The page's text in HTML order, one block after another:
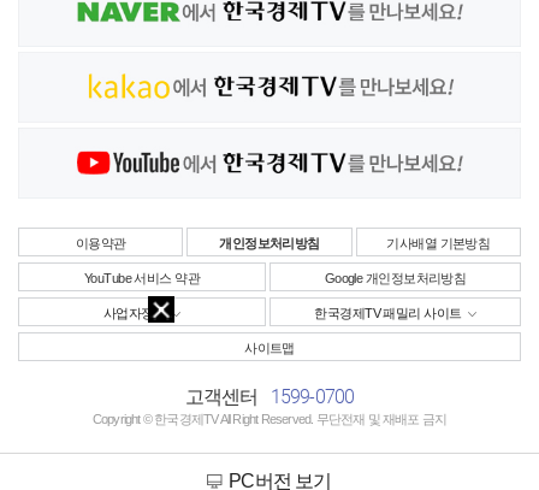
이용약관 개인정보처리방침 기사배열 기본방침
YouTube 서비스 약관 Google 개인정보처리방침
사업자정보 한국경제TV 패밀리 사이트
사이트맵
고객센터 1599-0700
Copyright © 한국경제TV All Right Reserved. 무단전재 및 재배포 금지
PC버전 보기